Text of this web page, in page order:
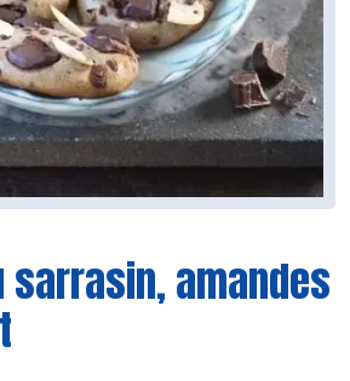
sarrasin, amandes